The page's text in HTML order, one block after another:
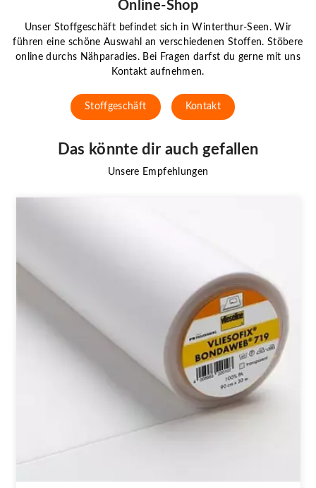
Online-Shop
Unser Stoffgeschäft befindet sich in Winterthur-Seen. Wir
führen eine schöne Auswahl an verschiedenen Stoffen. Stöbere
online durchs Nähparadies. Bei Fragen darfst du gerne mit uns
Kontakt aufnehmen.
Stoffgeschäft Kontakt
Das könnte dir auch gefallen
Unsere Empfehlungen